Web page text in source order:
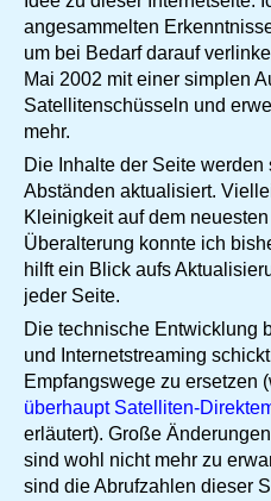
angesammelten
um bei Bedarf darauf
Mai 2002 mit einer simplen
Satellitenschüsseln und
mehr.
Die Inhalte der Seite
Abständen aktualisiert.
Kleinigkeit auf dem
Überalterung konnte ich
hilft ein Blick aufs
jeder Seite.
Die technische Entwicklung
und Internetstreaming
Empfangswege zu ersetzen
überhaupt Satelliten-
erläutert). Große
sind wohl nicht mehr zu
sind die Abrufzahlen dieser